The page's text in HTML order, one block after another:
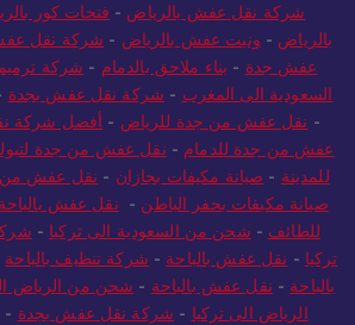
شركة نقل عفش بالرياض - فتحات كور
بالرياض - ونيت عفش بالرياض - شركة نقل
عفش جدة - بناء ملاحق بالدمام - شركة ترميم
السعودية الى المغرب - شركة نقل عفش بجدة
- نقل عفش من جدة للرياض - أفضل شركة
عفش من جدة للدمام - نقل عفش من جدة
للمدينة - صيانة مكيفات بجازان - نقل عفش
صيانة مكيفات بحفر الباطن - نقل عفش بالباحة
للطائف - شحن من السعودية الى تركيا -
تركيا - نقل عفش بالباحة - شركة تنظيف بالباحة
بالباحة - نقل عفش بالباحة - شحن من الرياض
الرياض الى تركيا - شركة نقل عفش بجدة -